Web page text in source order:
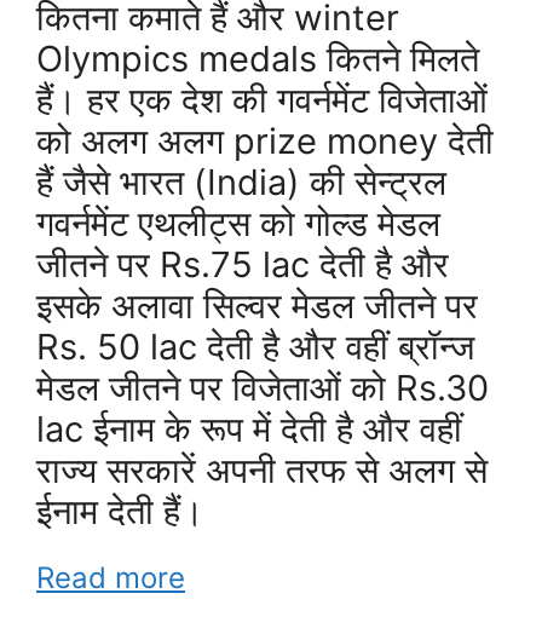
कितना कमाते हैं और winter
Olympics medals कितने मिलते
हैं। हर एक देश की गवर्नमेंट विजेताओं
को अलग अलग prize money देती
हैं जैसे भारत (India) की सेन्ट्रल
गवर्नमेंट एथलीट्स को गोल्ड मेडल
जीतने पर Rs.75 lac देती है और
इसके अलावा सिल्वर मेडल जीतने पर
Rs. 50 lac देती है और वहीं ब्रॉन्ज
मेडल जीतने पर विजेताओं को Rs.30
lac ईनाम के रूप में देती है और वहीं
राज्य सरकारें अपनी तरफ से अलग से
ईनाम देती हैं।
Read more